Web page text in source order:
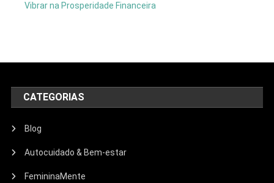
Vibrar na Prosperidade Financeira
CATEGORIAS
Blog
Autocuidado & Bem-estar
FemininaMente